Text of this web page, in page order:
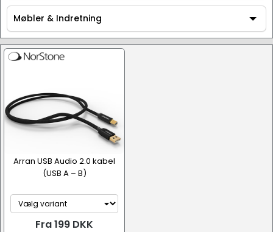
Tilbehør
Møbler & Indretning
Møbler & Indretning
Arran USB Audio 2.0 kabel
(USB A – B)
Fra 199 DKK